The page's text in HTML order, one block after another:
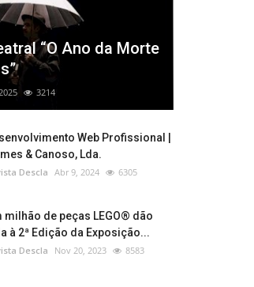
“O Ano da Morte
3214
Web Profissional |
& Canoso, Lda.
Descla Abr 9, 2024 6305
milhão de peças LEGO® dão
à 2ª Edição da Exposição...
Descla Nov 20, 2023 8583